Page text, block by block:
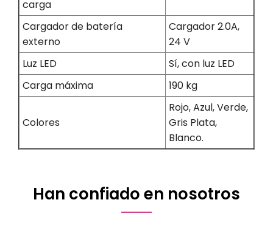
carga
Cargador de batería
externo
Cargador 2.0A,
24 V
Luz LED
Sí, con luz LED
Carga máxima
190 kg
Colores
Rojo, Azul, Verde,
Gris Plata,
Blanco.
Han confiado en nosotros